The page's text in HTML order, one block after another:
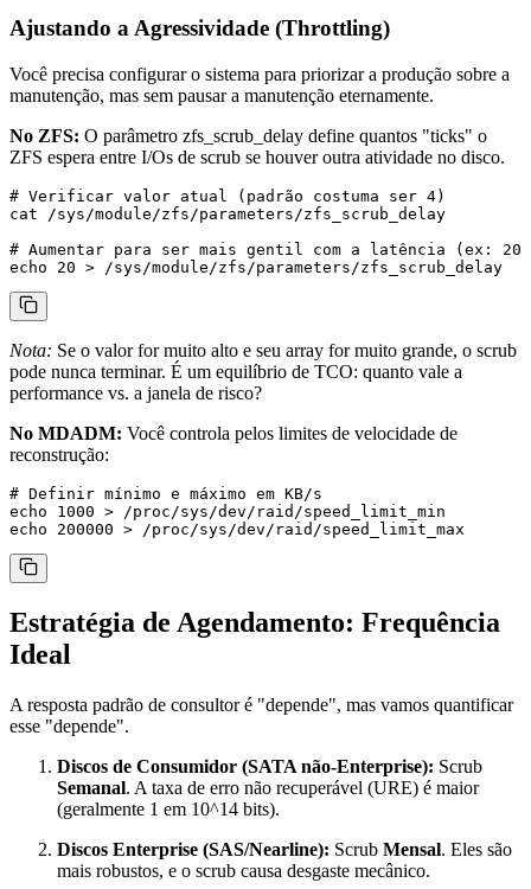
Ajustando a Agressividade (Throttling)
Você precisa configurar o sistema para priorizar a produção sobre a
manutenção, mas sem pausar a manutenção eternamente.
No ZFS: O parâmetro zfs_scrub_delay define quantos "ticks" o
ZFS espera entre I/Os de scrub se houver outra atividade no disco.
# Verificar valor atual (padrão costuma ser 4)
cat /sys/module/zfs/parameters/zfs_scrub_delay
# Aumentar para ser mais gentil com a latência (ex: 20)
Nota: Se o valor for muito alto e seu array for muito grande, o scrub
pode nunca terminar. É um equilíbrio de TCO: quanto vale a
performance vs. a janela de risco?
No MDADM: Você controla pelos limites de velocidade de
reconstrução:
# Definir mínimo e máximo em KB/s
echo 1000 > /proc/sys/dev/raid/speed_limit_min
Estratégia de Agendamento: Frequência
Ideal
A resposta padrão de consultor é "depende", mas vamos quantificar
esse "depende".
Discos de Consumidor (SATA não-Enterprise): Scrub
Semanal. A taxa de erro não recuperável (URE) é maior
(geralmente 1 em 10^14 bits).
Discos Enterprise (SAS/Nearline): Scrub Mensal. Eles são
mais robustos, e o scrub causa desgaste mecânico.